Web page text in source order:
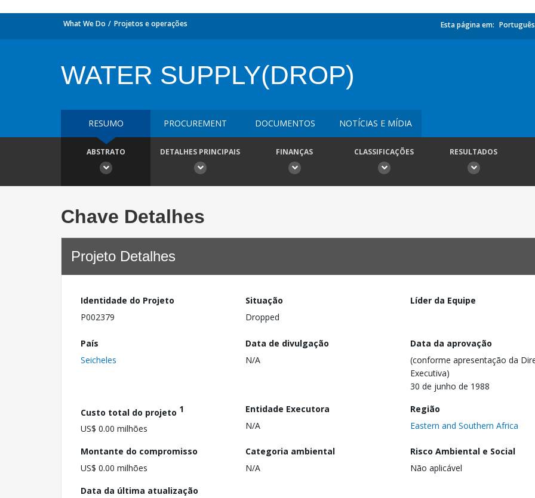
What We Do Projetos e operações Esta página em: Português
WATER SUPPLY(DROP)
RESUMO PROCUREMENT DOCUMENTOS NOTÍCIAS E MÍDIA
ABSTRATO DETALHES PRINCIPAIS FINANÇAS CLASSIFICAÇÕES RESULTADOS
Chave Detalhes
Projeto Detalhes
Identidade do Projeto
P002379
Situação
Dropped
Líder da Equipe
País
Seicheles
Data de divulgação
N/A
Data da aprovação
(conforme apresentação da
Executiva)
30 de junho de 1988
Custo total do projeto 1
US$ 0.00 milhões
Entidade Executora
N/A
Região
Eastern and Southern Africa
Montante do compromisso
US$ 0.00 milhões
Categoria ambiental
N/A
Risco Ambiental e Social
Não aplicável
Data da última atualização